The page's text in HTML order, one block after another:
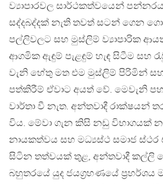
ව්‍යාපාරවල සාර්ථකත්වයෙන්
සද්දබද්දක් නැති තවත් සටන් ගෙන
පල්ලිවලට සහ මුස්ලිම් ව්‍යාපාරික
ආගමික ඇඳුම් පැළඳුම් හැඳ සිටීම සහ
වැනි හේතු මත එම මුස්ලිම් පිරිමින් සහ
පත්කිරීම් ඒවාට අයත් වේ. මෙවැනි
වාර්තා වී නැත. අන්තවාදී රාක්ෂයන්
විය. මේවා ගැන කිසි නඩු විභාගයක්
නායකත්වය සහ මධ්‍යස්ථ සමාජ ස්ථර
සිටින තත්වයක් තුළ, අන්තවාදී කල්ලි
බහුතරයේ යුද ජයග‍්‍රහණයේ ප‍්‍රහර්ශය